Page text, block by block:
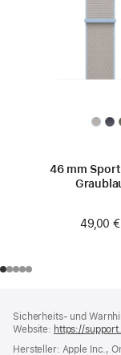
46 mm
49,00 €
Sicherheits- und
Website: https://
Hersteller: Apple Inc.,